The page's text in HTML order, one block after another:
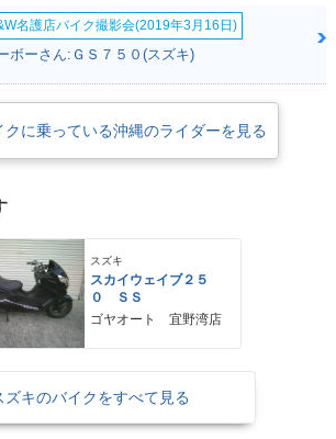
名護店バイク撮影会(2019年3月16日)
ボーさん:ＧＳ７５０(スズキ)
クに乗っている沖縄のライダーを見る
スズキ
スカイウェイブ２５
０ ＳＳ
ゴヤオート 宜野湾店
ズキのバイクをすべて見る